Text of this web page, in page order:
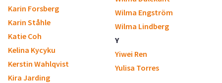
Karin Forsberg
Karin Ståhle
Katie Coh
Kelina Kycyku
Kerstin Wahlqvist
Kira Jarding
Wilma Engström
Wilma Lindberg
Y
Yiwei Ren
Yulisa Torres